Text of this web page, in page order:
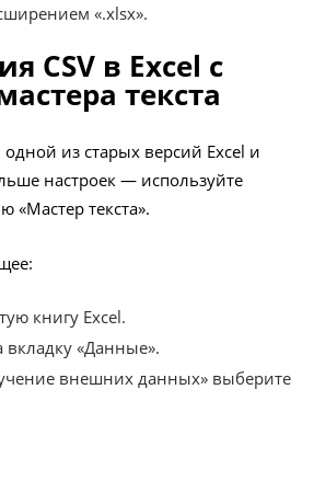
«.xlsx».
CSV в Excel с
текста
одной из старых версий Excel и
настроек — используйте
«Мастер текста».
книгу Excel.
вкладку «Данные».
внешних данных» выберите